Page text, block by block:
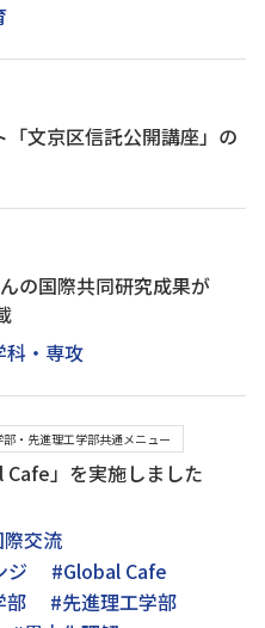
文京区信託公開講座」の
の国際共同研究成果が
科・専攻
・先進理工学部共通メニュー
」を実施しました
交流
ジ
#Global Cafe
部
#先進理工学部